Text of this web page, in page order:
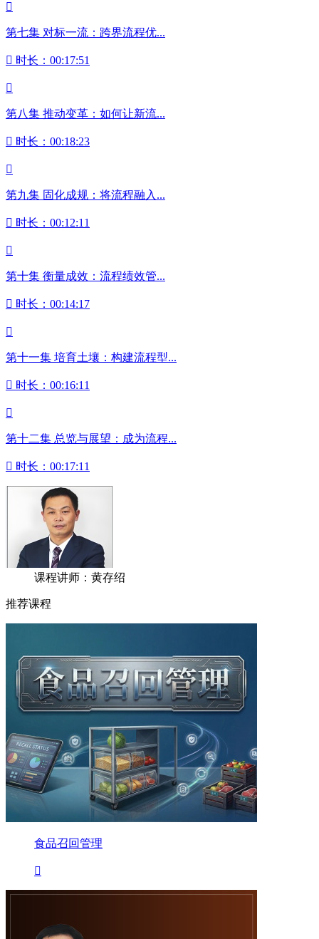

第七集 对标一流：跨界流程优...
 时长：00:17:51

第八集 推动变革：如何让新流...
 时长：00:18:23

第九集 固化成规：将流程融入...
 时长：00:12:11

第十集 衡量成效：流程绩效管...
 时长：00:14:17

第十一集 培育土壤：构建流程型...
 时长：00:16:11

第十二集 总览与展望：成为流程...
 时长：00:17:11
课程讲师：黄存绍
推荐课程
食品召回管理
